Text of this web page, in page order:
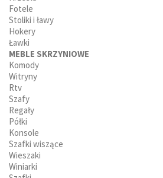
Fotele
Stoliki i ławy
Hokery
Ławki
MEBLE SKRZYNIOWE
Komody
Witryny
Rtv
Szafy
Regały
Półki
Konsole
Szafki wiszące
Wieszaki
Winiarki